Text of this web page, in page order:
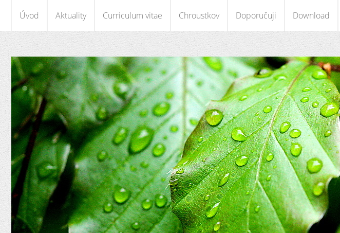
Úvod Aktuality Curriculum vitae Chroustkov Doporučuji Download